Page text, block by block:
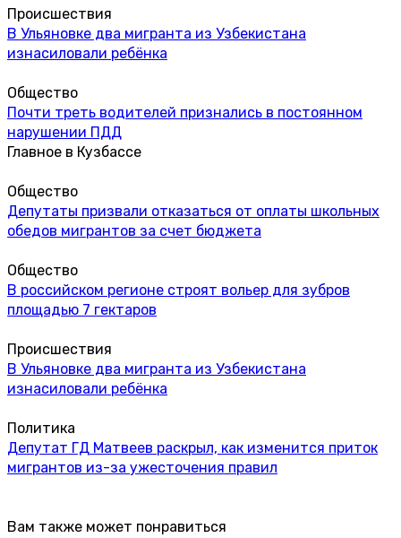
Происшествия
В Ульяновке два мигранта из Узбекистана
изнасиловали ребёнка
Общество
Почти треть водителей признались в постоянном
нарушении ПДД
Главное в Кузбассе
Общество
Депутаты призвали отказаться от оплаты школьных
обедов мигрантов за счет бюджета
Общество
В российском регионе строят вольер для зубров
площадью 7 гектаров
Происшествия
В Ульяновке два мигранта из Узбекистана
изнасиловали ребёнка
Политика
Депутат ГД Матвеев раскрыл, как изменится приток
мигрантов из-за ужесточения правил
Вам также может понравиться